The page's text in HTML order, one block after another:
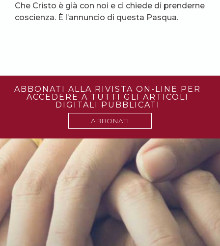
Che Cristo è già con noi e ci chiede di prenderne
coscienza. È l’annuncio di questa Pasqua.
ABBONATI ALLA RIVISTA ON-LINE PER
ACCEDERE A TUTTI GLI ARTICOLI
DIGITALI PUBBLICATI
ABBONATI